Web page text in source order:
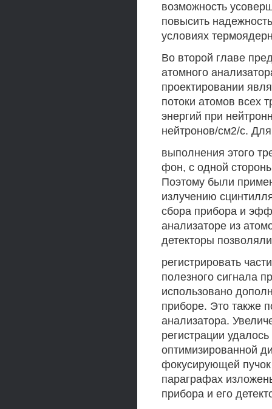
возможность
повысить
условиях
Во второй главе
атомного
проектировании
потоки атомов всех
энергий при
нейтронов/см2/с. Для
выполнения этого
фон, с одной
Поэтому были
излучению
сбора прибора и
анализаторе из
детекторы
регистрировать
полезного сигнала
использовано
приборе. Это также
анализатора.
регистрации
оптимизированной
фокусирующей пучок
параграфах
прибора и его